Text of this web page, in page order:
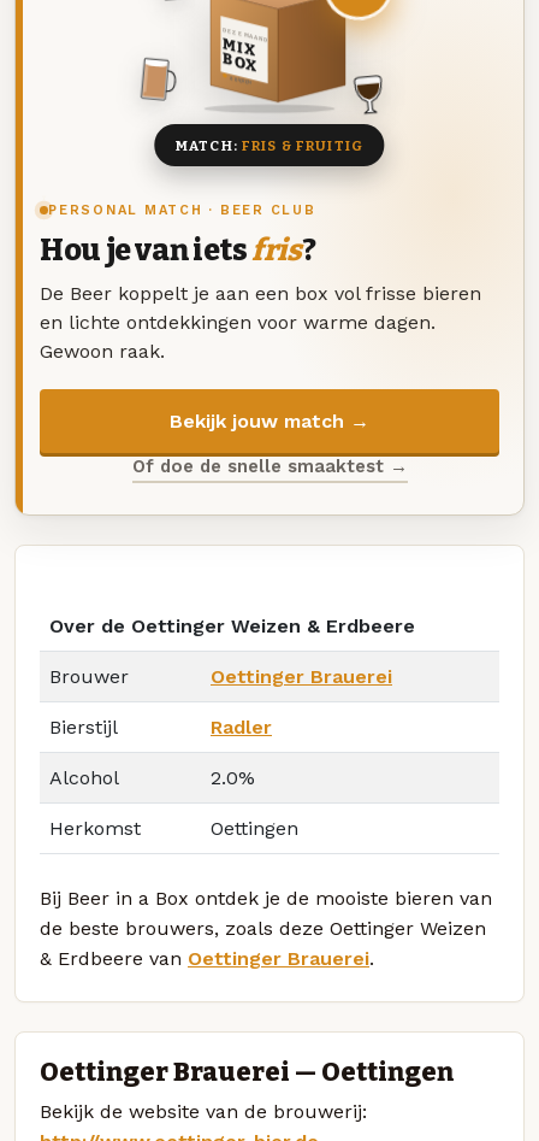
PERSONAL MATCH · BEER CLUB
Hou je van ietsfris?
De Beer koppelt je aan een box vol frisse bieren
en lichte ontdekkingen voor warme dagen.
Gewoon raak.
Bekijk jouw match →
Of doe de snelle smaaktest →
DEZE MAAND
MIX
BOX
8 BIEREN
MATCH: FRIS & FRUITIG
Over de Oettinger Weizen & Erdbeere
Brouwer Oettinger Brauerei
Bierstijl Radler
Alcohol 2.0%
Herkomst Oettingen
Bij Beer in a Box ontdek je de mooiste bieren van
de beste brouwers, zoals deze Oettinger Weizen
& Erdbeere van Oettinger Brauerei.
Oettinger Brauerei — Oettingen
Bekijk de website van de brouwerij: